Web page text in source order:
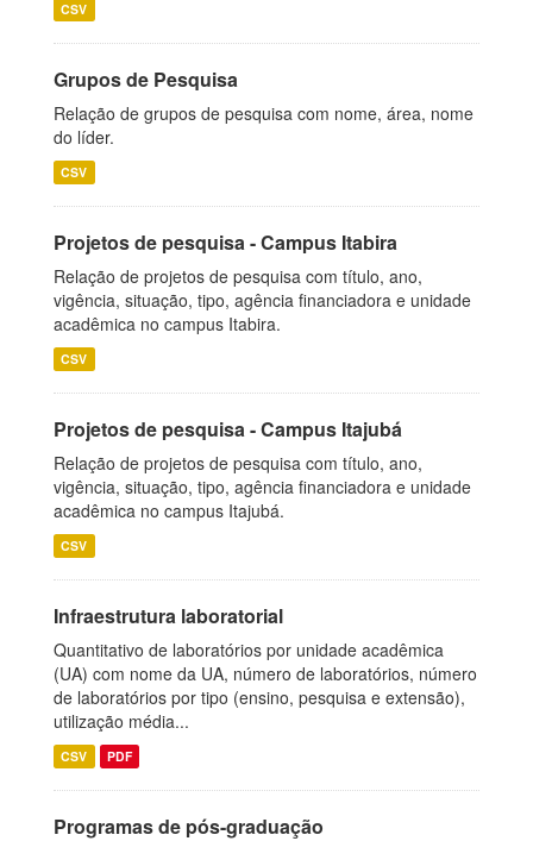
CSV
Grupos de Pesquisa
Relação de grupos de pesquisa com nome, área, nome
do líder.
CSV
Projetos de pesquisa - Campus Itabira
Relação de projetos de pesquisa com título, ano,
vigência, situação, tipo, agência financiadora e unidade
acadêmica no campus Itabira.
CSV
Projetos de pesquisa - Campus Itajubá
Relação de projetos de pesquisa com título, ano,
vigência, situação, tipo, agência financiadora e unidade
acadêmica no campus Itajubá.
CSV
Infraestrutura laboratorial
Quantitativo de laboratórios por unidade acadêmica
(UA) com nome da UA, número de laboratórios, número
de laboratórios por tipo (ensino, pesquisa e extensão),
utilização média...
CSV PDF
Programas de pós-graduação